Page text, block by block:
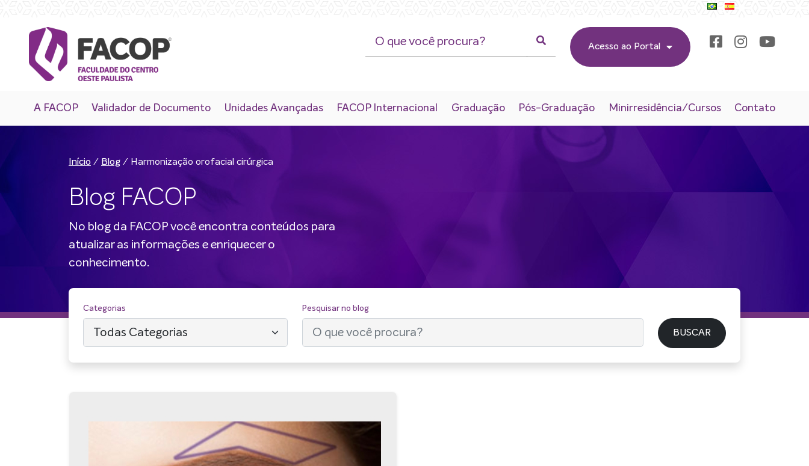
Acesso ao Portal
A FACOP Validador de Documento Unidades Avançadas FACOP Internacional Graduação Pós-Graduação Minirresidência/Cursos Contato
Início / Blog / Harmonização orofacial cirúrgica
Blog FACOP
No blog da FACOP você encontra conteúdos para
atualizar as informações e enriquecer o
conhecimento.
Categorias Pesquisar no blog
BUSCAR